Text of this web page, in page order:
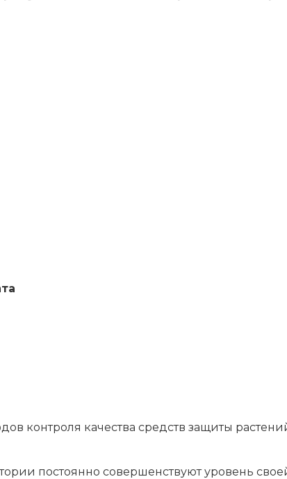
контроля качества средств защиты
постоянно совершенствуют уровень